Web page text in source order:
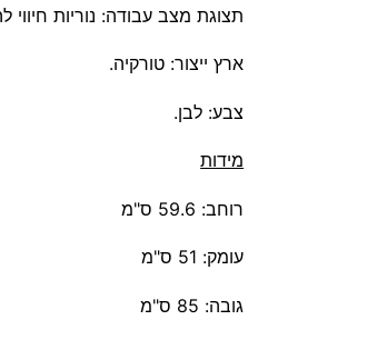
תצוגת מצב עבודה: נוריות
ארץ ייצור: טורקיה.
צבע: לבן.
מידות
רוחב: 59.6 ס"מ
עומק: 51 ס"מ
גובה: 85 ס"מ